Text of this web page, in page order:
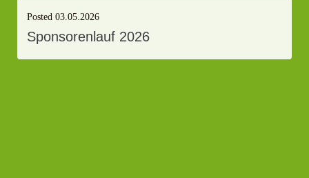
Posted 03.05.2026
Sponsorenlauf 2026